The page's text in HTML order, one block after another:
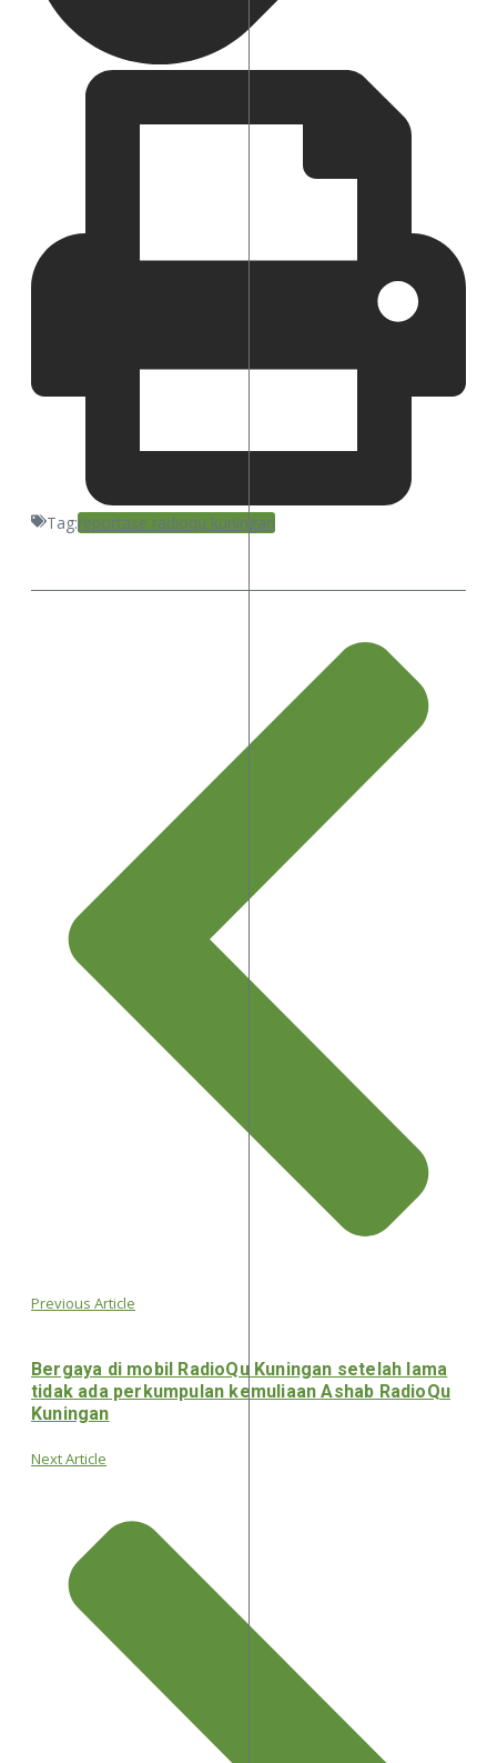
Tag:reportase radioqu kuningan
Previous Article
Bergaya di mobil RadioQu Kuningan setelah lama
tidak ada perkumpulan kemuliaan Ashab RadioQu
Kuningan
Next Article